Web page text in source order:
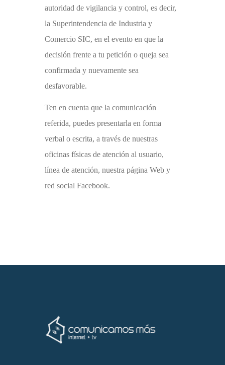
autoridad de vigilancia y control, es decir,
la Superintendencia de Industria y
Comercio SIC, en el evento en que la
decisión frente a tu petición o queja sea
confirmada y nuevamente sea
desfavorable.
Ten en cuenta que la comunicación
referida, puedes presentarla en forma
verbal o escrita, a través de nuestras
oficinas físicas de atención al usuario,
línea de atención, nuestra página Web y
red social Facebook.